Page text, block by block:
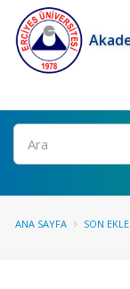
Ara
ANA SAYFA SON